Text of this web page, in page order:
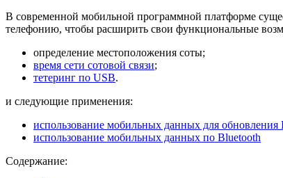
В современной мобильной программной платформе
телефонию, чтобы расширить свои функциональные
определение местоположения соты;
время сети сотовой связи;
тетеринг по USB.
и следующие применения:
использование мобильных данных для
использование мобильных данных по Bluetooth
Содержание: